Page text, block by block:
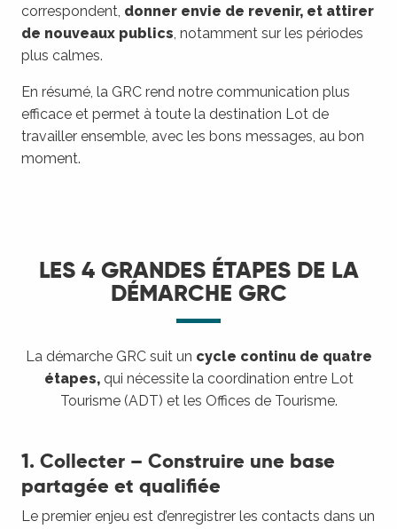
correspondent, donner envie de revenir, et attirer
de nouveaux publics, notamment sur les périodes
plus calmes.
En résumé, la GRC rend notre communication plus
efficace et permet à toute la destination Lot de
travailler ensemble, avec les bons messages, au bon
moment.
LES 4 GRANDES ÉTAPES DE LA
DÉMARCHE GRC
La démarche GRC suit un cycle continu de quatre
étapes,qui nécessite la coordination entre Lot
Tourisme (ADT) et les Offices de Tourisme.
1. Collecter – Construire une base
partagée et qualifiée
Le premier enjeu est d’enregistrer les contacts dans un